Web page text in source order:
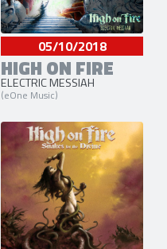
05/10/2018
HIGH ON FIRE
ELECTRIC MESSIAH
(eOne Music)